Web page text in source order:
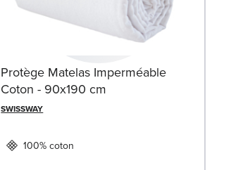
Protège Matelas Imperméable
Coton - 90x190 cm
SWISSWAY
100% coton